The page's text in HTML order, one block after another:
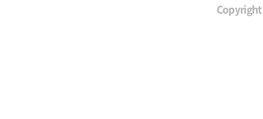
Copyright